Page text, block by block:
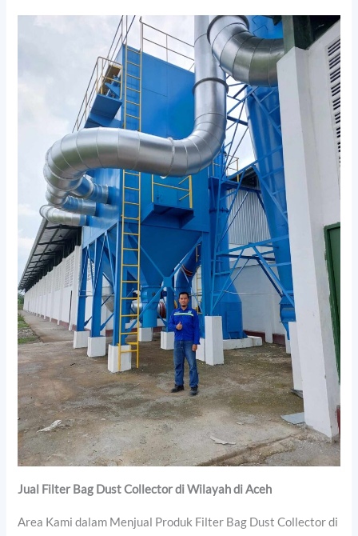
Jual Filter Bag Dust Collector di Wilayah di Aceh
Area Kami dalam Menjual Produk Filter Bag Dust Collector di